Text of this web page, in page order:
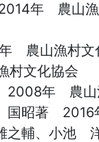
年 農山漁
農山漁村文
文化協会
2008年 農山
国昭著 2016
輔、小池